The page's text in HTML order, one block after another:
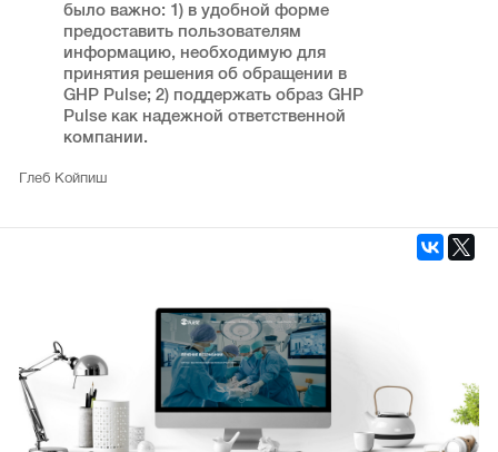
было важно: 1) в удобной форме
предоставить пользователям
информацию, необходимую для
принятия решения об обращении в
GHP Pulse; 2) поддержать образ GHP
Pulse как надежной ответственной
компании.
Глеб Койпиш